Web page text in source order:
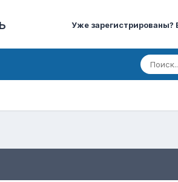
Уже зарегистрированы?